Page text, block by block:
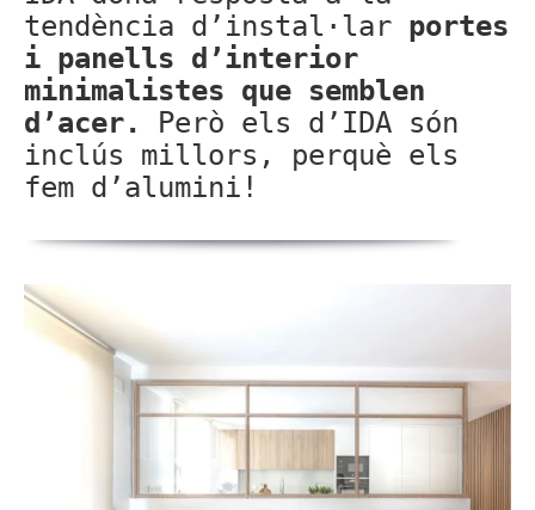
tendència d’instal·lar portes
i panells d’interior
minimalistes que semblen
d’acer.
Però els d’IDA són
inclús millors, perquè els
fem d’alumini!